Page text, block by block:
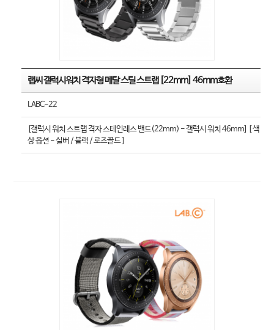
랩씨 갤럭시워치 격자형 메탈 스틸 스트랩 [22mm] 46mm호환
LABC-22
[갤럭시 워치 스트랩 격자 스테인레스 밴드(22mm) - 갤럭시 워치 46mm] [ 색
상 옵션 - 실버 / 블랙 / 로즈골드 ]